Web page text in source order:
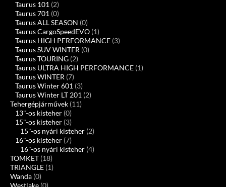
Taurus 101 (2)
Taurus 701 (0)
Taurus ALL SEASON (0)
Taurus CargoSpeedEVO (1)
Taurus HIGH PERFORMANCE (3)
Taurus SUV WINTER (0)
Taurus TOURING (2)
Taurus ULTRA HIGH PERFORMANCE (1)
Taurus WINTER (7)
Taurus Winter 601 (3)
Taurus Winter LT 201 (2)
Tehergépjárművek (11)
13"-os kisteher (0)
15"-os kisteher (3)
15"-os nyári kisteher (2)
16"-os kisteher (7)
16"-os nyári kisteher (4)
TOMKET (18)
TRIANGLE (1)
Wanda (0)